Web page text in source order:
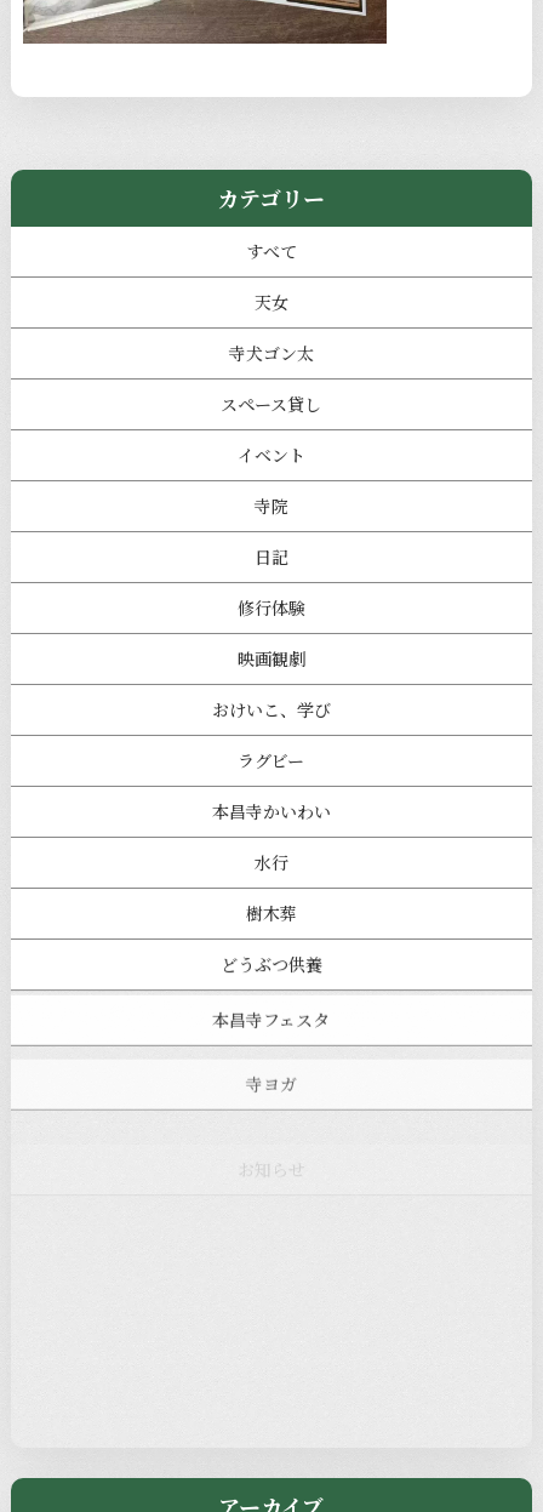
カテゴリー
すべて
天女
寺犬ゴン太
スペース貸し
イベント
寺院
日記
修行体験
映画観劇
おけいこ、学び
ラグビー
本昌寺かいわい
水行
樹木葬
どうぶつ供養
本昌寺フェスタ
お知らせ
注目の記事